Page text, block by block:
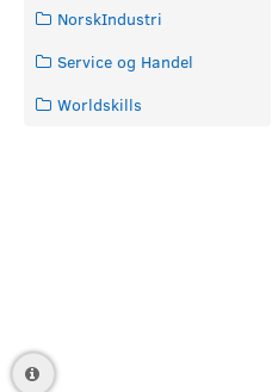
NorskIndustri
Service og Handel
Worldskills